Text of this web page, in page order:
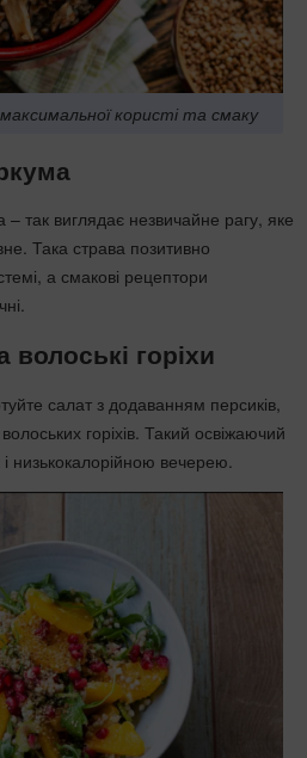
користі та смаку
– так виглядає незвичайне рагу, яке
Така страва позитивно
а смакові рецептори
горіхи
салат з додаванням персиків,
горіхів. Такий освіжаючий
низькокалорійною вечерею.